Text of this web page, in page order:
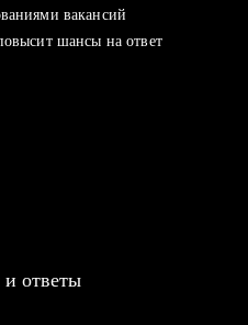
вакансий
шансы на ответ
ответы